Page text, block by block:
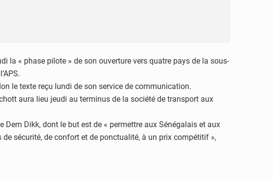
la « phase pilote » de son ouverture vers quatre pays de la sous-
le texte reçu lundi de son service de communication.
aura lieu jeudi au terminus de la société de transport aux
Dikk, dont le but est de « permettre aux Sénégalais et aux
sécurité, de confort et de ponctualité, à un prix compétitif »,